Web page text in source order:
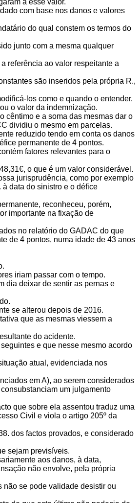
a esse valor.
com base nos danos e valores
do qual constem os termos do
junto com a mesma qualquer
referência ao valor respeitante a
são inseridos pela própria R.,
los como e quando o entender.
o valor da indemnização.
cêntimo e a soma das mesmas dar o
dividiu o mesmo em parcelas.
reduzido tendo em conta os danos
permanente de 4 pontos.
fatores relevantes para o
o que é um valor considerável.
jurisprudência, como por exemplo
data do sinistro e o défice
reconheceu, porém,
importante na fixação de
no relatório do GADAC do que
de 4 pontos, numa idade de 43 anos
iriam passar com o tempo.
dia deixar de sentir as pernas e
se alterou depois de 2016.
que as mesmas viessem a
do acidente.
e que nesse mesmo acordo
atual, evidenciada nos
em A), ao serem considerados
um julgamento
que sobre ela assentou traduz uma
Civil e viola o artigo 205º da
dos factos provados, e considerado
sejam previsíveis.
aos danos, à data,
não envolve, pela própria
não se pode validade desistir ou